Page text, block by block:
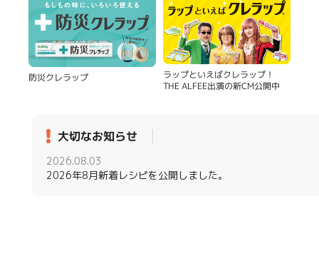
防災クレラップ ラップといえばクレラップ！
THE ALFEE出演の新CM公開中
大切なお知らせ
2026.08.03
2026年8月新着レシピを公開しました。